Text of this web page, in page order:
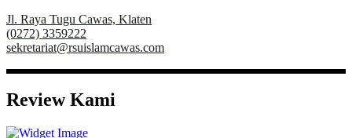
Jl. Raya Tugu Cawas, Klaten
(0272) 3359222
sekretariat@rsuislamcawas.com
Review Kami